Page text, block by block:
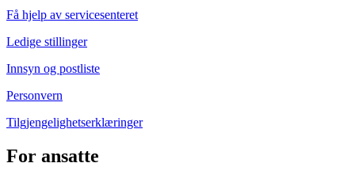
Få hjelp av servicesenteret
Ledige stillinger
Innsyn og postliste
Personvern
Tilgjengelighetserklæringer
For ansatte